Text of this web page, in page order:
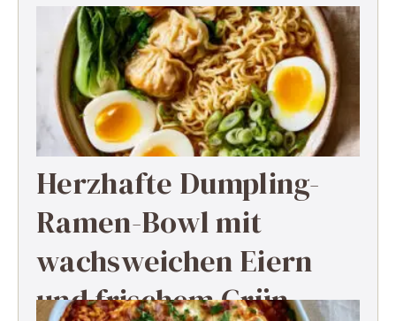
Herzhafte Dumpling-
Ramen-Bowl mit
wachsweichen Eiern
und frischem Grün